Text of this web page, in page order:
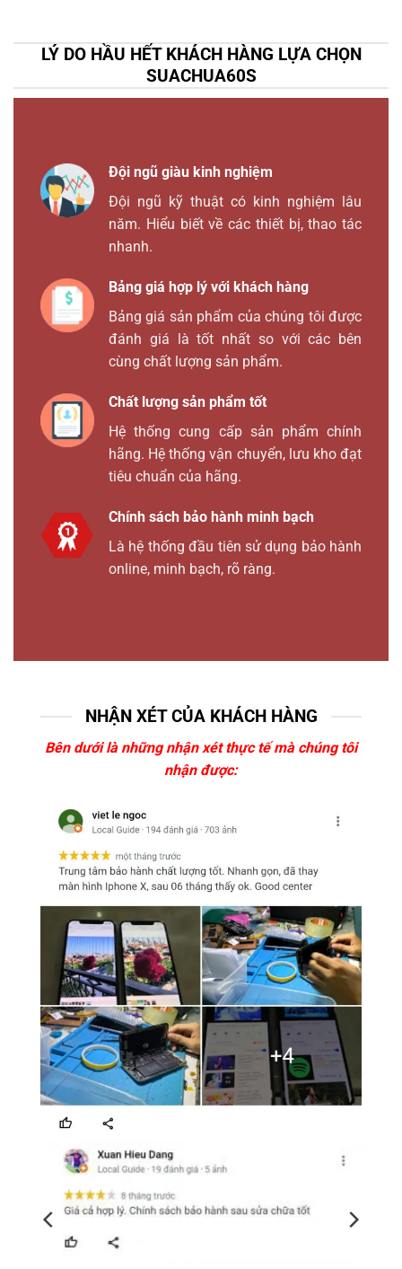
LÝ DO HẦU HẾT KHÁCH HÀNG LỰA CHỌN
SUACHUA60S
Đội ngũ giàu kinh nghiệm
Đội ngũ kỹ thuật có kinh nghiệm lâu
năm. Hiểu biết về các thiết bị, thao tác
nhanh.
Bảng giá hợp lý với khách hàng
Bảng giá sản phẩm của chúng tôi được
đánh giá là tốt nhất so với các bên
cùng chất lượng sản phẩm.
Chất lượng sản phẩm tốt
Hệ thống cung cấp sản phẩm chính
hãng. Hệ thống vận chuyển, lưu kho đạt
tiêu chuẩn của hãng.
Chính sách bảo hành minh bạch
Là hệ thống đầu tiên sử dụng bảo hành
online, minh bạch, rõ ràng.
NHẬN XÉT CỦA KHÁCH HÀNG
Bên dưới là những nhận xét thực tế mà chúng tôi
nhận được: